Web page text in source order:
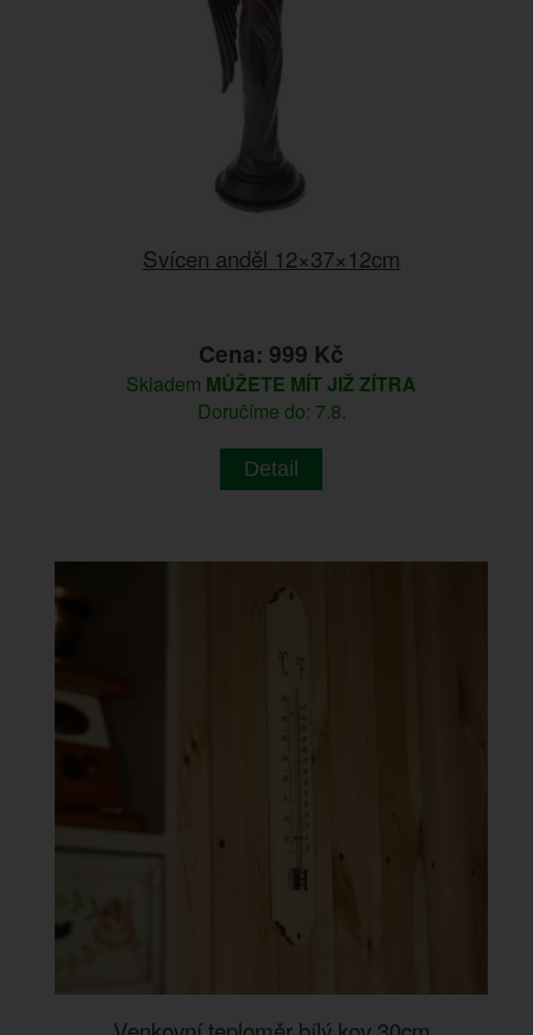
Svícen anděl 12×37×12cm
Cena: 999 Kč
Skladem MŮŽETE MÍT JIŽ ZÍTRA
Doručíme do: 7.8.
Detail